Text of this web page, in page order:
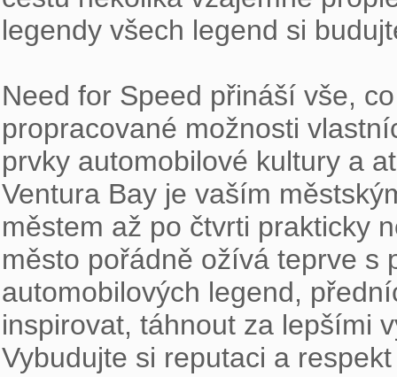
legendy všech legend si
Need for Speed přináší vše,
propracované možnosti
prvky automobilové kultury a
Ventura Bay je vaším
městem až po čtvrti prakticky
město pořádně ožívá teprve s
automobilových legend,
inspirovat, táhnout za lepšími
Vybudujte si reputaci a